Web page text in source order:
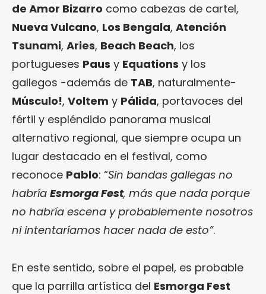
de Amor Bizarro como cabezas de cartel,
Nueva Vulcano, Los Bengala, Atención
Tsunami, Aries, Beach Beach, los
portugueses Paus y Equations y los
gallegos -además de TAB, naturalmente-
Músculo!, Voltem y Pálida, portavoces del
fértil y espléndido panorama musical
alternativo regional, que siempre ocupa un
lugar destacado en el festival, como
reconoce Pablo: “Sin bandas gallegas no
habría Esmorga Fest, más que nada porque
no habría escena y probablemente nosotros
ni intentaríamos hacer nada de esto”.
En este sentido, sobre el papel, es probable
que la parrilla artística del Esmorga Fest